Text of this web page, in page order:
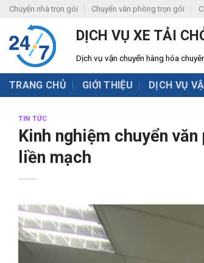
Skip
content
Chuyển nhà trọn gói Chuyển văn phòng trọn gói
DỊCH VỤ XE TẢI
Dịch vụ vận chuyển hàng hóa
TRANG CHỦ GIỚI THIỆU DỊCH VỤ
TIN TỨC
Kinh nghiệm chuyển
liền mạch